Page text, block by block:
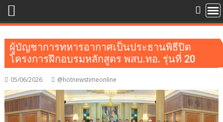
ผู้บัญชาการทหารอากาศเป็นประธานพิธีปิด
โครงการฝึกอบรมหลักสูตร พสบ.ทอ. รุ่นที่ 20
05/06/2026 @hotnewstimeonline